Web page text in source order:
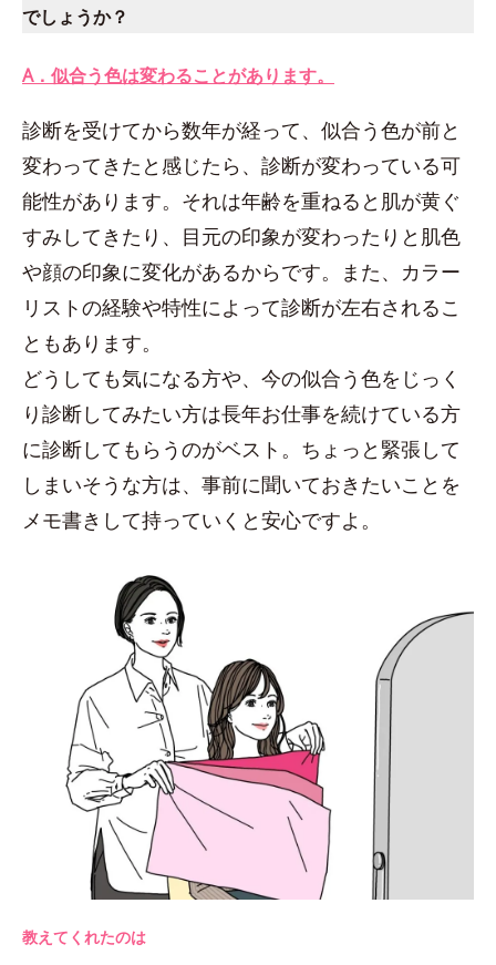
でしょうか？
A．似合う色は変わることがあります。
診断を受けてから数年が経って、似合う色が前と
変わってきたと感じたら、診断が変わっている可
能性があります。それは年齢を重ねると肌が黄ぐ
すみしてきたり、目元の印象が変わったりと肌色
や顔の印象に変化があるからです。また、カラー
リストの経験や特性によって診断が左右されるこ
ともあります。
どうしても気になる方や、今の似合う色をじっく
り診断してみたい方は長年お仕事を続けている方
に診断してもらうのがベスト。ちょっと緊張して
しまいそうな方は、事前に聞いておきたいことを
メモ書きして持っていくと安心ですよ。
教えてくれたのは